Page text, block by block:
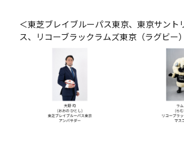
＜東芝ブレイブルーパス東京、東京サント
ス、リコーブラックラムズ東京（ラグビー